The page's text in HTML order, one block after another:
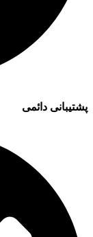
پشتیبانی دائمی